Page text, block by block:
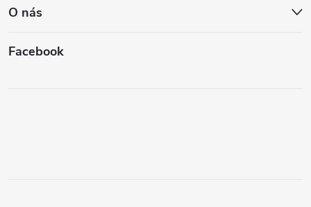
O nás
Facebook